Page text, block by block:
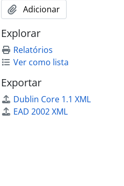
Adicionar
Explorar
Relatórios
Ver como lista
Exportar
Dublin Core 1.1 XML
EAD 2002 XML